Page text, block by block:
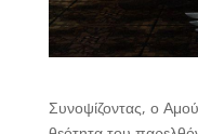
Συνοψίζοντας, ο